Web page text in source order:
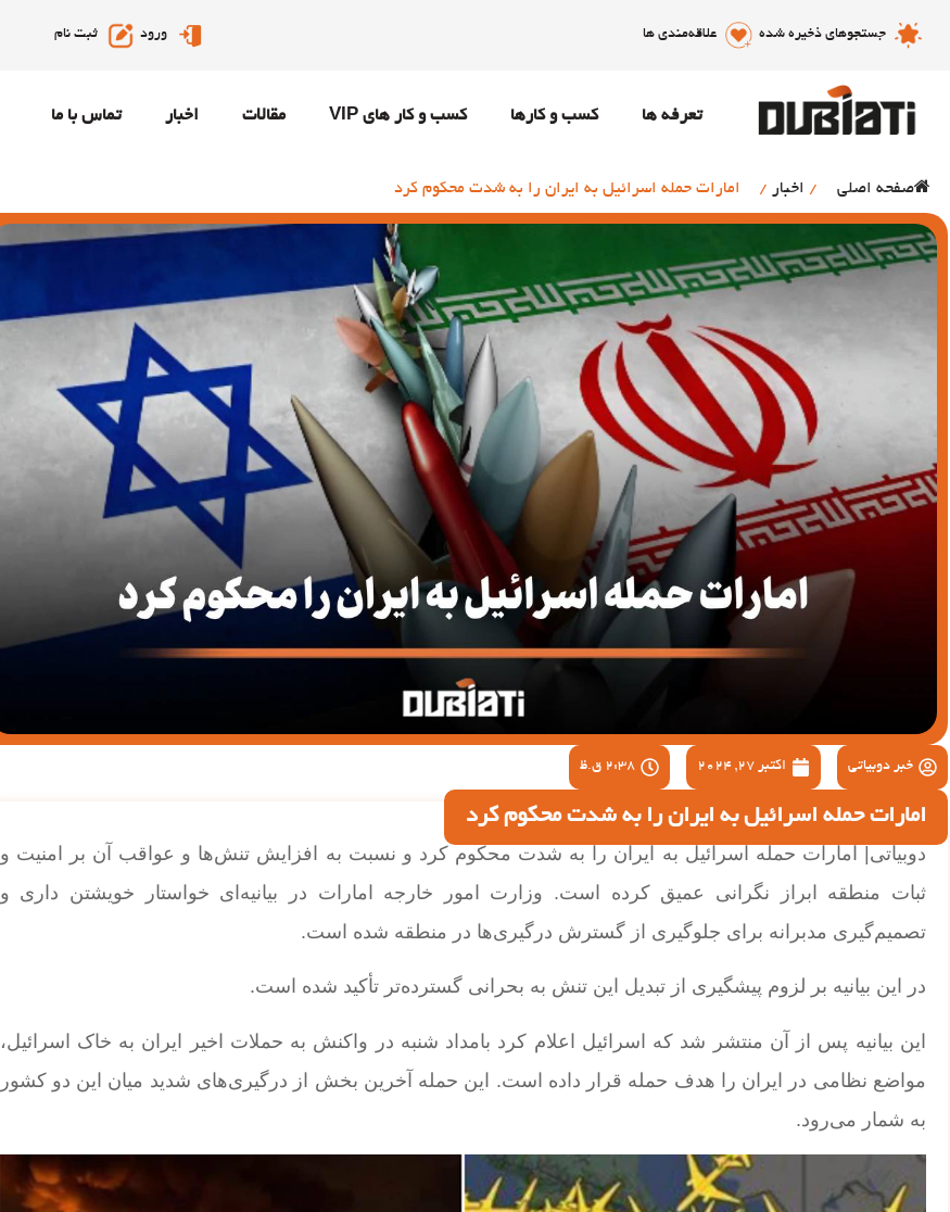
جستجوهای ذخیره شده علاقه‌مندی ها ورود ثبت نام
تعرفه ها کسب و کارها کسب و کار های VIP مقالات اخبار تماس با ما
صفحه اصلی / اخبار / امارات حمله اسرائیل به ایران را به شدت محکوم کرد
خبر دوبیاتی اکتبر 27, 2024 2:38 ق.ظ
امارات حمله اسرائیل به ایران را به شدت محکوم کرد
دوبیاتی| امارات حمله اسرائیل به ایران را به شدت محکوم کرد و نسبت به افزایش تنش‌ها و عواقب آن بر امنیت و
ثبات منطقه ابراز نگرانی عمیق کرده است. وزارت امور خارجه امارات در بیانیه‌ای خواستار خویشتن‌ داری و
تصمیم‌گیری مدبرانه برای جلوگیری از گسترش درگیری‌ها در منطقه شده است.
در این بیانیه بر لزوم پیشگیری از تبدیل این تنش به بحرانی گسترده‌تر تأکید شده است.
این بیانیه پس از آن منتشر شد که اسرائیل اعلام کرد بامداد شنبه در واکنش به حملات اخیر ایران به خاک اسرائیل،
مواضع نظامی در ایران را هدف حمله قرار داده است. این حمله آخرین بخش از درگیری‌های شدید میان این دو کشور
به شمار می‌رود.